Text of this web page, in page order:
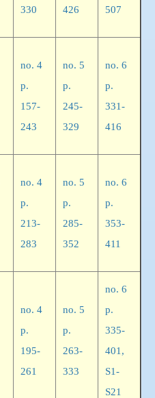
330
426
507
no. 4
p.
157-
243
no. 5
p.
245-
329
no. 6
p.
331-
416
no. 4
p.
213-
283
no. 5
p.
285-
352
no. 6
p.
353-
411
no. 4
p.
195-
261
no. 5
p.
263-
333
no. 6
p.
335-
401,
S1-
S21